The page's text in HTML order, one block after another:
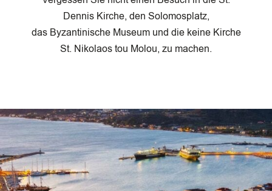
Dennis Kirche, den Solomosplatz,
das Byzantinische Museum und die keine Kirche
St. Nikolaos tou Molou, zu machen.